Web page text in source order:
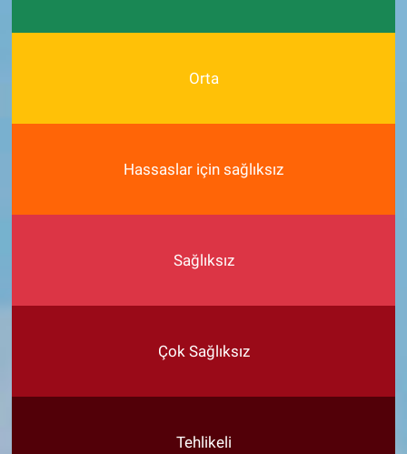
Orta
Hassaslar için sağlıksız
Sağlıksız
Çok Sağlıksız
Tehlikeli